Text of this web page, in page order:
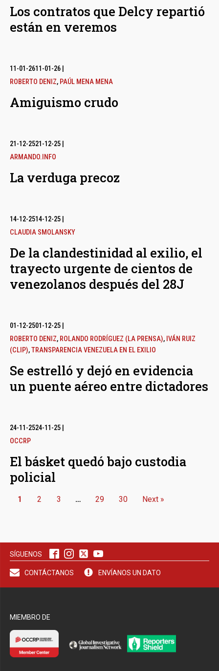
Los contratos que Delcy repartió
están en veremos
11-01-2611-01-26
ROBERTO DENIZ, PAÚL MENA MENA
Amiguismo crudo
21-12-2521-12-25
ARMANDO.INFO
La verduga precoz
14-12-2514-12-25
CLAUDIA SMOLANSKY
De la clandestinidad al exilio, el
trayecto urgente de cientos de
venezolanos después del 28J
01-12-2501-12-25
ROBERTO DENIZ, ROLANDO RODRÍGUEZ (LA PRENSA), IVÁN RUIZ
(CLIP),TRANSPARENCIA VENEZUELA EN EL EXILIO
Se estrelló y dejó en evidencia
un puente aéreo entre dictadores
24-11-2524-11-25
OCCRP
El básket quedó bajo custodia
policial
1 2 3 … 29 30 Next »
SÍGUENOS
CONTÁCTANOS ENVÍANOS UN DATO
MIEMBRO DE